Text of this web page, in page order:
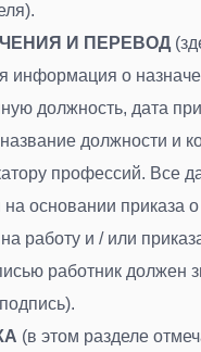
).
И ПЕРЕВОД (
информация о
должность, дата
должности и
профессий. Все
основании приказа
работу и / или
работник должен
.
(в этом разделе